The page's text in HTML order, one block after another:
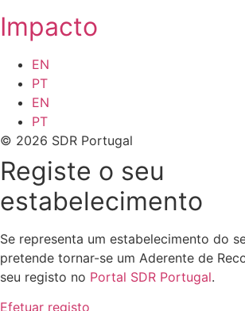
Impacto
EN
PT
EN
PT
© 2026 SDR Portugal
Registe o seu
estabelecimento
Se representa um estabelecimento do
pretende tornar-se um Aderente de
seu registo no Portal SDR Portugal.
Efetuar registo